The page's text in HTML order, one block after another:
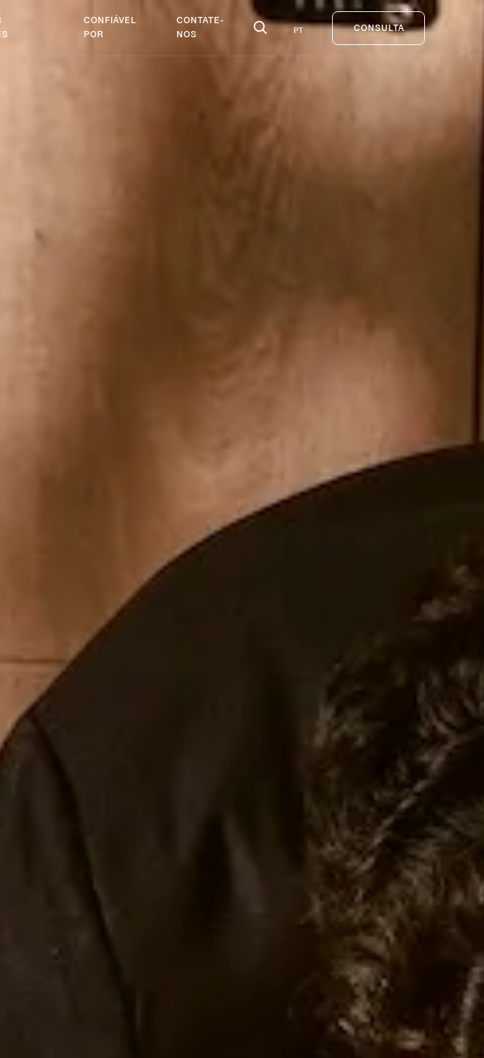
CONFIÁVEL
POR
CONTATE-
NOS
PT CONSULTA